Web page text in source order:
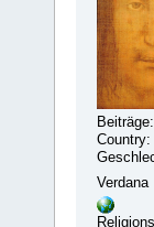
Verdana